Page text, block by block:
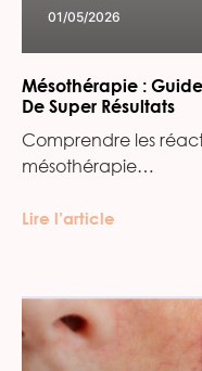
01/05/2026
Mésothérapie :
De Super Résultats
Comprendre les
mésothérapie…
Lire l’article